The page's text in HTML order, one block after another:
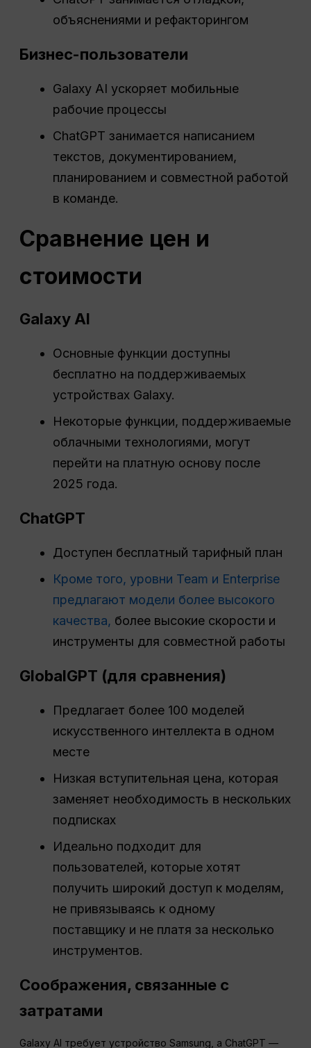
объяснениями и рефакторингом
Бизнес-пользователи
Galaxy AI ускоряет мобильные
рабочие процессы
ChatGPT занимается написанием
текстов, документированием,
планированием и совместной работой
в команде.
Сравнение цен и
стоимости
Galaxy AI
Основные функции доступны
бесплатно на поддерживаемых
устройствах Galaxy.
Некоторые функции, поддерживаемые
облачными технологиями, могут
перейти на платную основу после
2025 года.
ChatGPT
Доступен бесплатный тарифный план
Кроме того, уровни Team и Enterprise
предлагают модели более высокого
качества, более высокие скорости и
инструменты для совместной работы
GlobalGPT (для сравнения)
Предлагает более 100 моделей
искусственного интеллекта в одном
месте
Низкая вступительная цена, которая
заменяет необходимость в нескольких
подписках
Идеально подходит для
пользователей, которые хотят
получить широкий доступ к моделям,
не привязываясь к одному
поставщику и не платя за несколько
инструментов.
Соображения, связанные с
затратами
Galaxy AI требует устройство Samsung, а ChatGPT —